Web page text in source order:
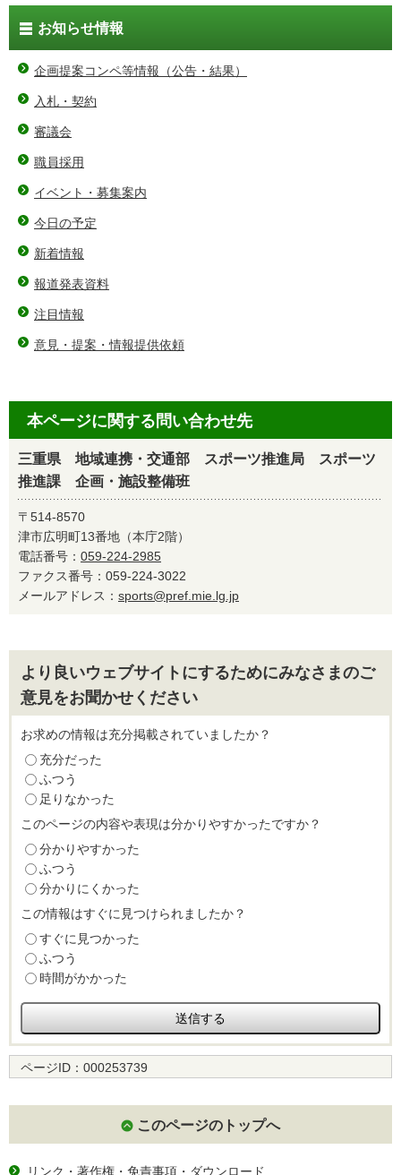
お知らせ情報
企画提案コンペ等情報（公告・結果）
入札・契約
審議会
職員採用
イベント・募集案内
今日の予定
新着情報
報道発表資料
注目情報
意見・提案・情報提供依頼
本ページに関する問い合わせ先
三重県 地域連携・交通部 スポーツ推進局 スポーツ
推進課 企画・施設整備班
〒514-8570
津市広明町13番地（本庁2階）
電話番号： 059-224-2985
ファクス番号：059-224-3022
メールアドレス： sports@pref.mie.lg.jp
より良いウェブサイトにするためにみなさまのご
意見をお聞かせください
お求めの情報は充分掲載されていましたか？
充分だった
ふつう
足りなかった
このページの内容や表現は分かりやすかったですか？
分かりやすかった
ふつう
分かりにくかった
この情報はすぐに見つけられましたか？
すぐに見つかった
ふつう
時間がかかった
ページID： 000253739
このページのトップへ
リンク・著作権・免責事項・ダウンロード